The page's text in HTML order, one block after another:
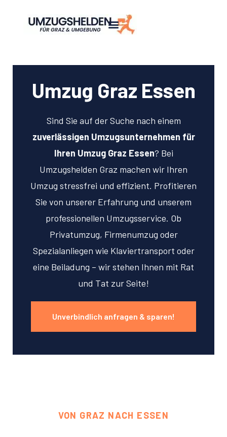
Umzug Graz Essen
Sind Sie auf der Suche nach einem
zuverlässigen Umzugsunternehmen für
Ihren Umzug Graz Essen? Bei
Umzugshelden Graz machen wir Ihren
Umzug stressfrei und effizient. Profitieren
Sie von unserer Erfahrung und unserem
professionellen Umzugsservice. Ob
Privatumzug, Firmenumzug oder
Spezialanliegen wie Klaviertransport oder
eine Beiladung – wir stehen Ihnen mit Rat
und Tat zur Seite!
Unverbindlich anfragen & sparen!
VON GRAZ NACH ESSEN